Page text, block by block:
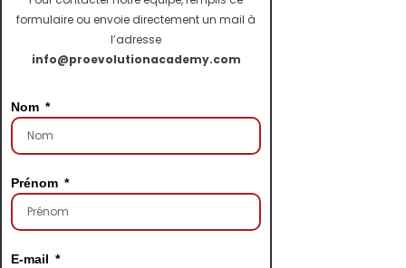
formulaire ou envoie directement un mail à
l’adresse
info@proevolutionacademy.com
Nom
Prénom
E-mail